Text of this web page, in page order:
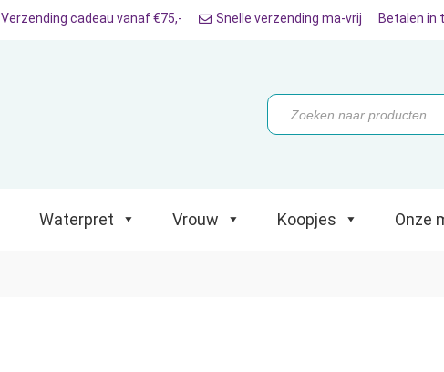
Koopjes Onze merken
Verzending cadeau vanaf €75,- Snelle verzending ma-vrij Betalen in
Producten
zoeken
Waterpret Vrouw Koopjes Onze